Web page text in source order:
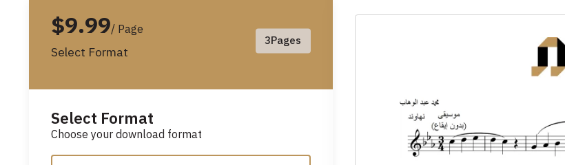
$9.99/ Page
Select Format
3Pages
Select Format
Choose your download format